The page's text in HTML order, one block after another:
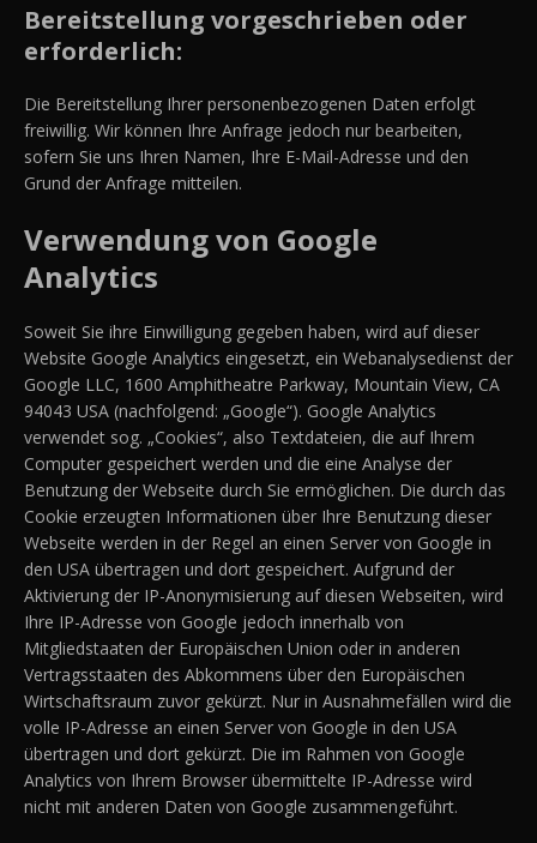
Bereitstellung vorgeschrieben oder
erforderlich:
Die Bereitstellung Ihrer personenbezogenen Daten erfolgt
freiwillig. Wir können Ihre Anfrage jedoch nur bearbeiten,
sofern Sie uns Ihren Namen, Ihre E-Mail-Adresse und den
Grund der Anfrage mitteilen.
Verwendung von Google
Analytics
Soweit Sie ihre Einwilligung gegeben haben, wird auf dieser
Website Google Analytics eingesetzt, ein Webanalysedienst der
Google LLC, 1600 Amphitheatre Parkway, Mountain View, CA
94043 USA (nachfolgend: „Google“). Google Analytics
verwendet sog. „Cookies“, also Textdateien, die auf Ihrem
Computer gespeichert werden und die eine Analyse der
Benutzung der Webseite durch Sie ermöglichen. Die durch das
Cookie erzeugten Informationen über Ihre Benutzung dieser
Webseite werden in der Regel an einen Server von Google in
den USA übertragen und dort gespeichert. Aufgrund der
Aktivierung der IP-Anonymisierung auf diesen Webseiten, wird
Ihre IP-Adresse von Google jedoch innerhalb von
Mitgliedstaaten der Europäischen Union oder in anderen
Vertragsstaaten des Abkommens über den Europäischen
Wirtschaftsraum zuvor gekürzt. Nur in Ausnahmefällen wird die
volle IP-Adresse an einen Server von Google in den USA
übertragen und dort gekürzt. Die im Rahmen von Google
Analytics von Ihrem Browser übermittelte IP-Adresse wird
nicht mit anderen Daten von Google zusammengeführt.